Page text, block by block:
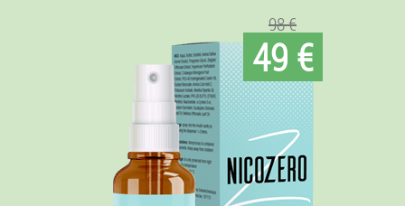
98 €
49 €